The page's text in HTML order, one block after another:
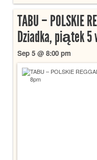
TABU – POLSKIE
Dziadka, piątek
Sep 5 @ 8:00 pm